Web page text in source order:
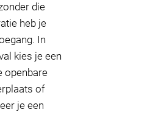
die
heb je
In
kies je een
openbare
of
je een